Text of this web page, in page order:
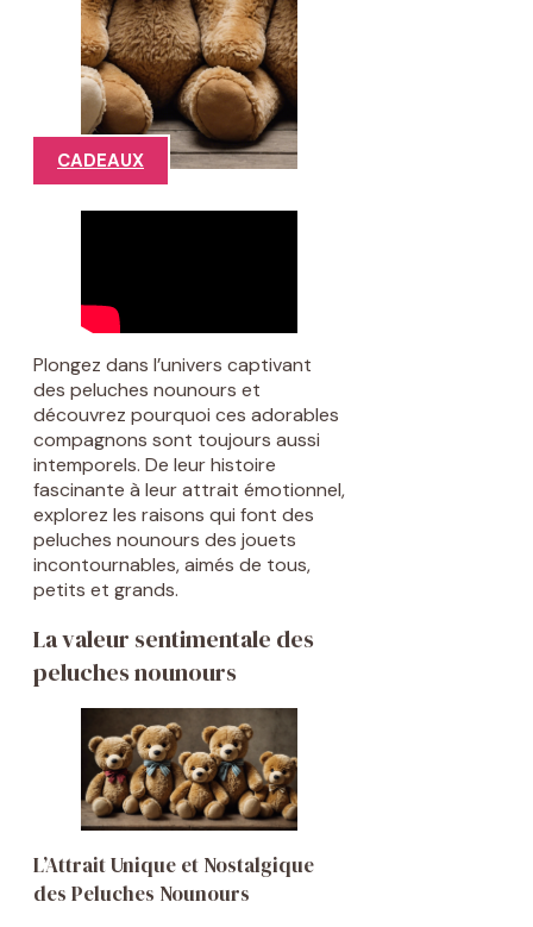
CADEAUX
Plongez dans l’univers captivant
des peluches nounours et
découvrez pourquoi ces adorables
compagnons sont toujours aussi
intemporels. De leur histoire
fascinante à leur attrait émotionnel,
explorez les raisons qui font des
peluches nounours des jouets
incontournables, aimés de tous,
petits et grands.
La valeur sentimentale des
peluches nounours
L’Attrait Unique et Nostalgique
des Peluches Nounours